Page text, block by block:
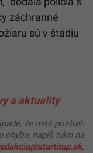
záchranné
sú v štádiu
a aktuality
že máš postreh
chybu, napíš nám na
.